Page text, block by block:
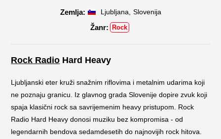
Ljubljana Slovenija
Rock
Rock Radio Hard Heavy
Ljubljanski eter kruži snažnim riflovima i metalnim udarima koji
ne poznaju granicu. Iz glavnog grada Slovenije dopire zvuk koji
spaja klasični rock sa savrijemenim heavy pristupom. Rock
Radio Hard Heavy donosi muziku bez kompromisa - od
legendarnih bendova sedamdesetih do najnovijih rock hitova.